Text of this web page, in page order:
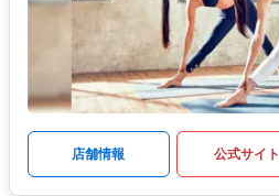
店舗情報 公式サイト